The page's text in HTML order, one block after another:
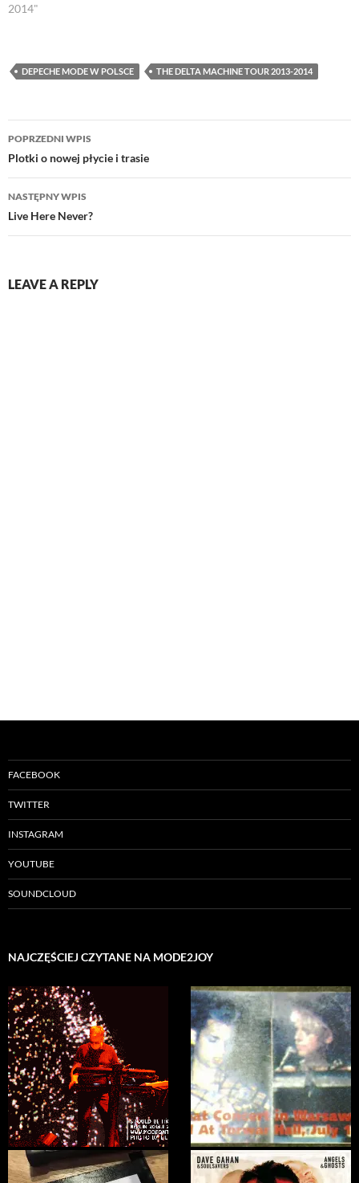
2014"
DEPECHE MODE W POLSCE THE DELTA MACHINE TOUR 2013-2014
Nawigacja
wpisu
POPRZEDNI WPIS
Plotki o nowej płycie i trasie
NASTĘPNY WPIS
Live Here Never?
LEAVE A REPLY
FACEBOOK
TWITTER
INSTAGRAM
YOUTUBE
SOUNDCLOUD
NAJCZĘŚCIEJ CZYTANE NA MODE2JOY